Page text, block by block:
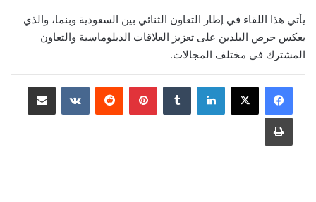
يأتي هذا اللقاء في إطار التعاون الثنائي بين السعودية وبنما، والذي
يعكس حرص البلدين على تعزيز العلاقات الدبلوماسية والتعاون
المشترك في مختلف المجالات.
لينكدإن بينتيريست